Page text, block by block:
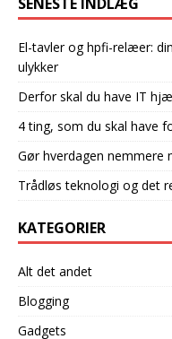
El-tavler og hpfi-relæer:
ulykker
Derfor skal du have IT
4 ting, som du skal have
Gør hverdagen nemmere
Trådløs teknologi og det
KATEGORIER
Alt det andet
Blogging
Gadgets